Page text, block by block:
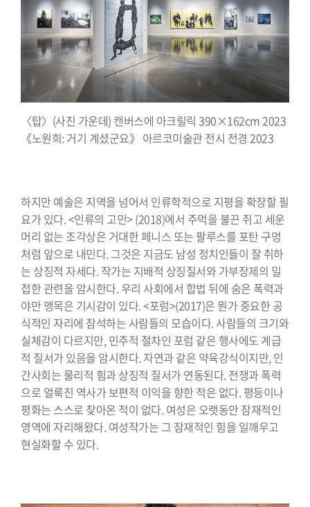
〈탑〉(사진 가운데) 캔버스에 아크릴릭 390×162cm 2023
《노원희: 거기 계셨군요》 아르코미술관 전시 전경 2023
하지만 예술은 지역을 넘어서 인류학적으로 지평을 확장할 필
요가 있다. <인류의 고민> (2018)에서 주먹을 불끈 쥐고 세운
머리 없는 조각상은 거대한 페니스 또는 팔루스를 포탄 구멍
처럼 앞으로 내민다. 그것은 지금도 남성 정치인들이 잘 취하
는 상징적 자세다. 작가는 지배적 상징질서와 가부장제의 밀
접한 관련을 암시한다. 우리 사회에서 합법 뒤에 숨은 폭력과
야만 맹목은 기시감이 있다. <포럼>(2017)은 뭔가 중요한 공
식적인 자리에 참석하는 사람들의 모습이다. 사람들의 크기와
실체감이 다르지만, 민주적 절차인 포럼 같은 행사에도 계급
적 질서가 있음을 암시한다. 자연과 같은 약육강식이지만, 인
간사회는 물리적 힘과 상징적 질서가 연동된다. 전쟁과 폭력
으로 얼룩진 역사가 보편적 이익을 향한 적은 없다. 평등이나
평화는 스스로 찾아온 적이 없다. 여성은 오랫동안 잠재적인
영역에 자리해왔다. 여성작가는 그 잠재적인 힘을 일깨우고
현실화할 수 있다.